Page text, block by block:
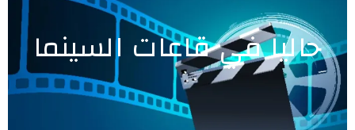
حاليا في قاعات السينما